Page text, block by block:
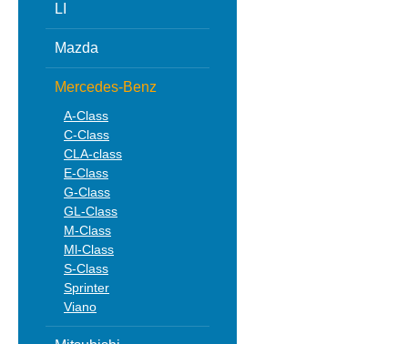
LI
Mazda
Mercedes-Benz
A-Class
C-Class
CLA-class
E-Class
G-Class
GL-Class
M-Class
Ml-Class
S-Class
Sprinter
Viano